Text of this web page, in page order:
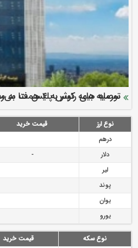
ارزش سهام عدالت بالا رفت
سرمایه بیمه کوثر به ۴ همت می‌رسد
نود ثانیه با فولاد سنگان
تقدیر دبیرکل سندیکای بیمه گران
رازی
توصیه های رئیس پلیس فتا به
پیشگیری از سرقت های مجازی
نوع ارز قیمت خرید
درهم
دلار
-
لیر
پوند
یوان
یورو
نوع سکه قیمت خرید